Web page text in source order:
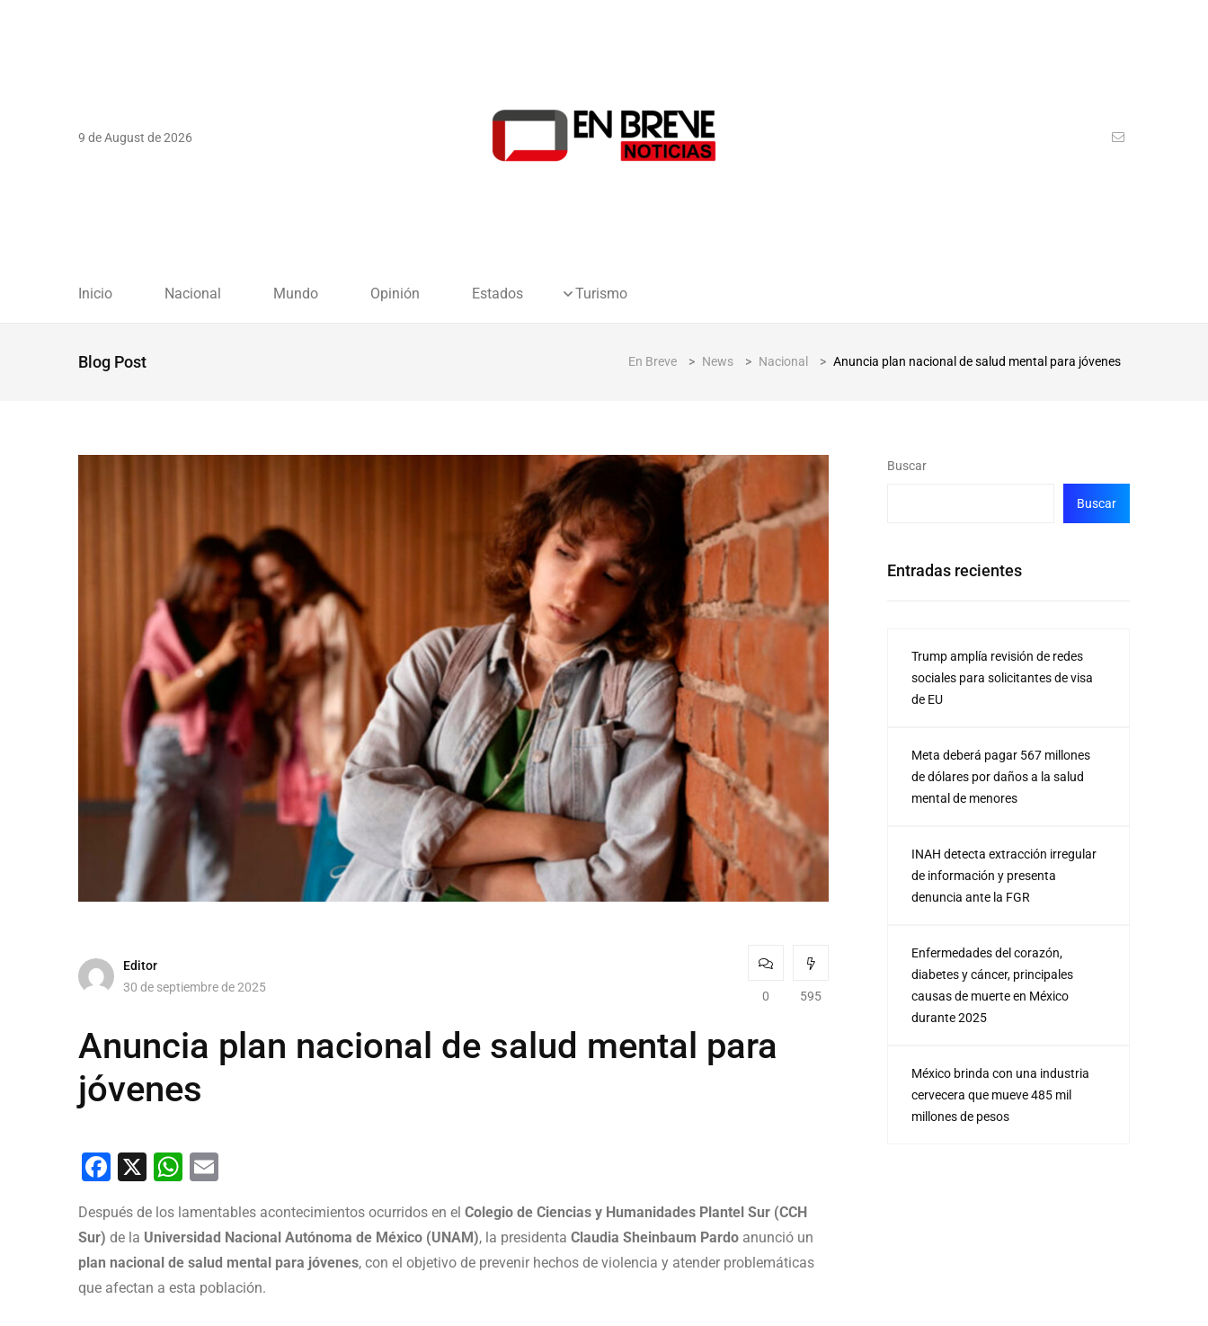
9 de August de 2026
Inicio Nacional Mundo Opinión Estados Turismo
Blog Post En Breve > News > Nacional > Anuncia plan nacional de salud mental para jóvenes
Editor
30 de septiembre de 2025
0 595
Anuncia plan nacional de salud mental para
jóvenes
Facebook
X WhatsApp
Después de los lamentables acontecimientos ocurridos en el Colegio de Ciencias y Humanidades Plantel Sur (CCH
Sur) de la Universidad Nacional Autónoma de México (UNAM), la presidenta Claudia Sheinbaum Pardo anunció un
plan nacional de salud mental para jóvenes, con el objetivo de prevenir hechos de violencia y atender problemáticas
que afectan a esta población.
Buscar
Buscar
Entradas recientes
Trump amplía revisión de redes
sociales para solicitantes de visa
de EU
Meta deberá pagar 567 millones
de dólares por daños a la salud
mental de menores
INAH detecta extracción irregular
de información y presenta
denuncia ante la FGR
Enfermedades del corazón,
diabetes y cáncer, principales
causas de muerte en México
durante 2025
México brinda con una industria
cervecera que mueve 485 mil
millones de pesos